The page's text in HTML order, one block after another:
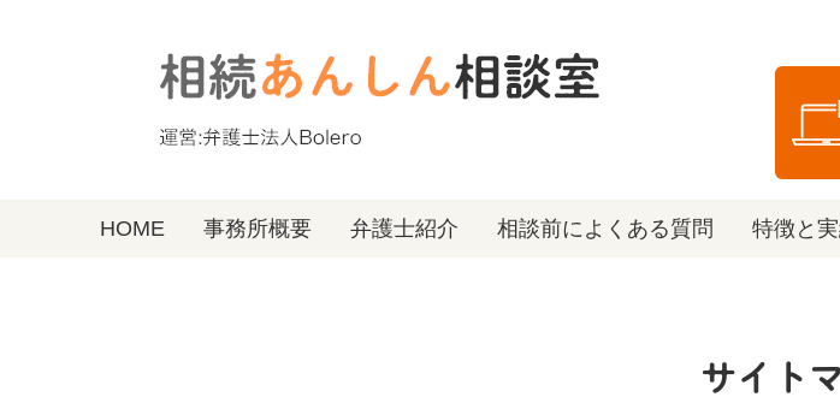
HOME 事務所概要 弁護士紹介 相談前によくある質問 特徴と
サイト